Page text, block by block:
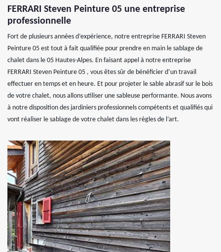
FERRARI Steven Peinture 05 une entreprise
professionnelle
Fort de plusieurs années d’expérience, notre entreprise FERRARI Steven
Peinture 05 est tout à fait qualifiée pour prendre en main le sablage de
chalet dans le 05 Hautes-Alpes. En faisant appel à notre entreprise
FERRARI Steven Peinture 05 , vous êtes sûr de bénéficier d’un travail
effectuer en temps et en heure. Et pour projeter le sable abrasif sur le bois
de votre chalet, nous allons utiliser une sableuse performante. Nous avons
à notre disposition des jardiniers professionnels compétents et qualifiés qui
vont réaliser le sablage de votre chalet dans les règles de l’art.